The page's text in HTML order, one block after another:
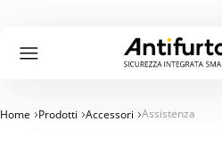
Home Prodotti Accessori Assistenza